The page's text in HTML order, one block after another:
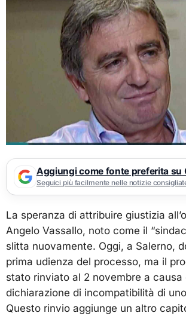
Aggiungi come fonte preferita su
Seguici più facilmente nelle notizie
La speranza di attribuire giustizia
Angelo Vassallo, noto come il
slitta nuovamente. Oggi, a Salerno,
prima udienza del processo, ma il
stato rinviato al 2 novembre a causa
dichiarazione di incompatibilità di
Questo rinvio aggiunge un altro